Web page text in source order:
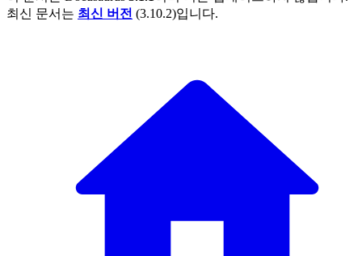
최신 문서는 최신 버전 (3.10.2)입니다.